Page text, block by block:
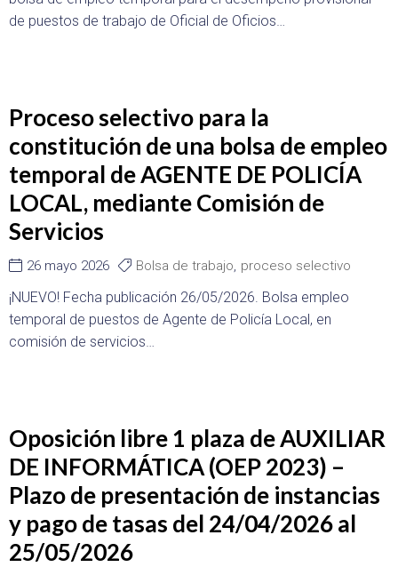
de puestos de trabajo de Oficial de Oficios…
Proceso selectivo para la
constitución de una bolsa de empleo
temporal de AGENTE DE POLICÍA
LOCAL, mediante Comisión de
Servicios
26 mayo 2026 Bolsa de trabajo, proceso selectivo
¡NUEVO! Fecha publicación 26/05/2026. Bolsa empleo
temporal de puestos de Agente de Policía Local, en
comisión de servicios…
Oposición libre 1 plaza de AUXILIAR
DE INFORMÁTICA (OEP 2023) –
Plazo de presentación de instancias
y pago de tasas del 24/04/2026 al
25/05/2026